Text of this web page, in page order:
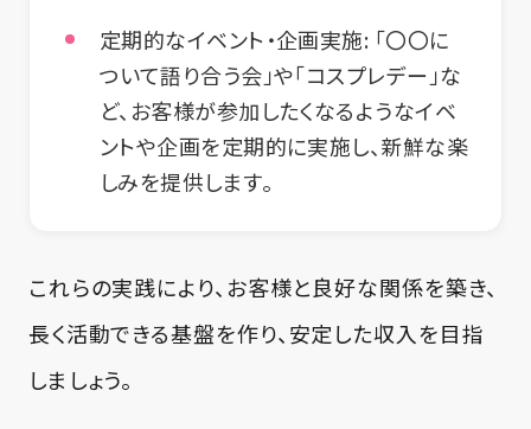
定期的なイベント・企画実施: 「〇〇に
ついて語り合う会」や「コスプレデー」な
ど、お客様が参加したくなるようなイベ
ントや企画を定期的に実施し、新鮮な楽
しみを提供します。
これらの実践により、お客様と良好な関係を築き、
長く活動できる基盤を作り、安定した収入を目指
しましょう。